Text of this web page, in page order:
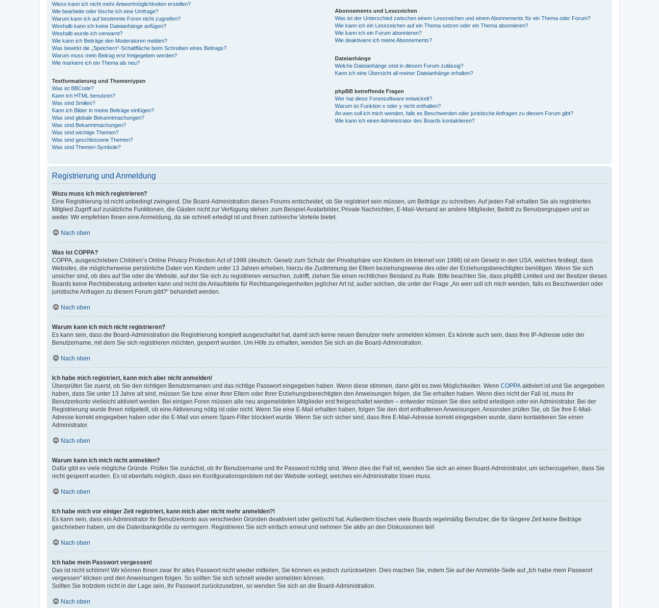
Wieso kann ich nicht mehr Antwortmöglichkeiten erstellen?
Wie bearbeite oder lösche ich eine Umfrage?
Warum kann ich auf bestimmte Foren nicht zugreifen?
Weshalb kann ich keine Dateianhänge anfügen?
Weshalb wurde ich verwarnt?
Wie kann ich Beiträge den Moderatoren melden?
Was bewirkt die „Speichern“-Schaltfläche beim Schreiben eines Beitrags?
Warum muss mein Beitrag erst freigegeben werden?
Wie markiere ich ein Thema als neu?
Textformatierung und Thementypen
Was ist BBCode?
Kann ich HTML benutzen?
Was sind Smilies?
Kann ich Bilder in meine Beiträge einfügen?
Was sind globale Bekanntmachungen?
Was sind Bekanntmachungen?
Was sind wichtige Themen?
Was sind geschlossene Themen?
Was sind Themen-Symbole?
Abonnements und Lesezeichen
Was ist der Unterschied zwischen einem Lesezeichen und einem Abonnements für ein Thema oder Forum?
Wie kann ich ein Lesezeichen auf ein Thema setzen oder ein Thema abonnieren?
Wie kann ich ein Forum abonnieren?
Wie deaktiviere ich meine Abonnements?
Dateianhänge
Welche Dateianhänge sind in diesem Forum zulässig?
Kann ich eine Übersicht all meiner Dateianhänge erhalten?
phpBB betreffende Fragen
Wer hat diese Forensoftware entwickelt?
Warum ist Funktion x oder y nicht enthalten?
An wen soll ich mich wenden, falls es Beschwerden oder juristische Anfragen zu diesem Forum gibt?
Wie kann ich einen Administrator des Boards kontaktieren?
Registrierung und Anmeldung
Wozu muss ich mich registrieren?
Eine Registrierung ist nicht unbedingt zwingend. Die Board-Administration dieses Forums entscheidet, ob Sie registriert sein müssen, um Beiträge zu schreiben. Auf jeden Fall erhalten Sie als registriertes
Mitglied Zugriff auf zusätzliche Funktionen, die Gästen nicht zur Verfügung stehen: zum Beispiel Avatarbilder, Private Nachrichten, E-Mail-Versand an andere Mitglieder, Beitritt zu Benutzergruppen und so
weiter. Wir empfehlen Ihnen eine Anmeldung, da sie schnell erledigt ist und Ihnen zahlreiche Vorteile bietet.
Nach oben
Was ist COPPA?
COPPA, ausgeschrieben Children’s Online Privacy Protection Act of 1998 (deutsch: Gesetz zum Schutz der Privatsphäre von Kindern im Internet von 1998) ist ein Gesetz in den USA, welches festlegt, dass
Websites, die möglicherweise persönliche Daten von Kindern unter 13 Jahren erheben, hierzu die Zustimmung der Eltern beziehungsweise des oder der Erziehungsberechtigten benötigen. Wenn Sie sich
unsicher sind, ob dies auf Sie oder die Website, auf der Sie sich zu registrieren versuchen, zutrifft, ziehen Sie einen rechtlichen Beistand zu Rate. Bitte beachten Sie, dass phpBB Limited und der Besitzer dieses
Boards keine Rechtsberatung anbieten kann und nicht die Anlaufstelle für Rechtsangelegenheiten jeglicher Art ist; außer solchen, die unter der Frage „An wen soll ich mich wenden, falls es Beschwerden oder
juristische Anfragen zu diesem Forum gibt?“ behandelt werden.
Nach oben
Warum kann ich mich nicht registrieren?
Es kann sein, dass die Board-Administration die Registrierung komplett ausgeschaltet hat, damit sich keine neuen Benutzer mehr anmelden können. Es könnte auch sein, dass Ihre IP-Adresse oder der
Benutzername, mit dem Sie sich registrieren möchten, gesperrt wurden. Um Hilfe zu erhalten, wenden Sie sich an die Board-Administration.
Nach oben
Ich habe mich registriert, kann mich aber nicht anmelden!
Überprüfen Sie zuerst, ob Sie den richtigen Benutzernamen und das richtige Passwort eingegeben haben. Wenn diese stimmen, dann gibt es zwei Möglichkeiten. Wenn COPPA aktiviert ist und Sie angegeben
haben, dass Sie unter 13 Jahre alt sind, müssen Sie bzw. einer Ihrer Eltern oder Ihrer Erziehungsberechtigten den Anweisungen folgen, die Sie erhalten haben. Wenn dies nicht der Fall ist, muss Ihr
Benutzerkonto vielleicht aktiviert werden. Bei einigen Foren müssen alle neu angemeldeten Mitglieder erst freigeschaltet werden – entweder müssen Sie dies selbst erledigen oder ein Administrator. Bei der
Registrierung wurde Ihnen mitgeteilt, ob eine Aktivierung nötig ist oder nicht. Wenn Sie eine E-Mail erhalten haben, folgen Sie den dort enthaltenen Anweisungen. Ansonsten prüfen Sie, ob Sie Ihre E-Mail-
Adresse korrekt eingegeben haben oder die E-Mail von einem Spam-Filter blockiert wurde. Wenn Sie sich sicher sind, dass Ihre E-Mail-Adresse korrekt eingegeben wurde, dann kontaktieren Sie einen
Administrator.
Nach oben
Warum kann ich mich nicht anmelden?
Dafür gibt es viele mögliche Gründe. Prüfen Sie zunächst, ob Ihr Benutzername und Ihr Passwort richtig sind. Wenn dies der Fall ist, wenden Sie sich an einen Board-Administrator, um sicherzugehen, dass Sie
nicht gesperrt wurden. Es ist ebenfalls möglich, dass ein Konfigurationsproblem mit der Website vorliegt, welches ein Administrator lösen muss.
Nach oben
Ich habe mich vor einiger Zeit registriert, kann mich aber nicht mehr anmelden?!
Es kann sein, dass ein Administrator Ihr Benutzerkonto aus verschieden Gründen deaktiviert oder gelöscht hat. Außerdem löschen viele Boards regelmäßig Benutzer, die für längere Zeit keine Beiträge
geschrieben haben, um die Datenbankgröße zu verringern. Registrieren Sie sich einfach erneut und nehmen Sie aktiv an den Diskussionen teil!
Nach oben
Ich habe mein Passwort vergessen!
Das ist nicht schlimm! Wir können Ihnen zwar Ihr altes Passwort nicht wieder mitteilen, Sie können es jedoch zurücksetzen. Dies machen Sie, indem Sie auf der Anmelde-Seite auf „Ich habe mein Passwort
vergessen“ klicken und den Anweisungen folgen. So sollten Sie sich schnell wieder anmelden können.
Sollten Sie trotzdem nicht in der Lage sein, Ihr Passwort zurückzusetzen, so wenden Sie sich an die Board-Administration.
Nach oben